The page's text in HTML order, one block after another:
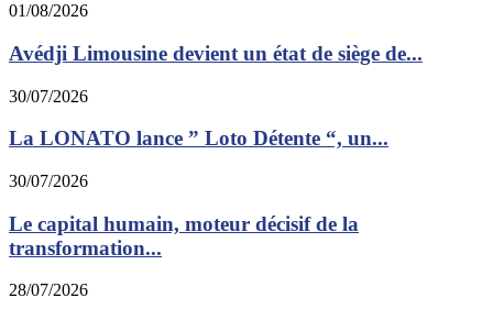
01/08/2026
Avédji Limousine devient un état de siège de...
30/07/2026
La LONATO lance ” Loto Détente “, un...
30/07/2026
Le capital humain, moteur décisif de la
transformation...
28/07/2026